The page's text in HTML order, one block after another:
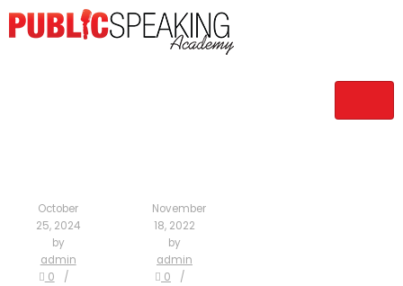
October
25, 2024
by
admin
0
November
18, 2022
by
admin
0